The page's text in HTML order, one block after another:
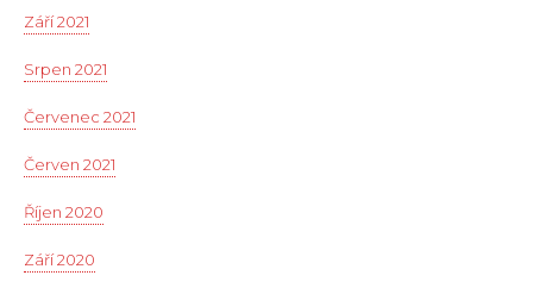
Září 2021
Srpen 2021
Červenec 2021
Červen 2021
Říjen 2020
Září 2020